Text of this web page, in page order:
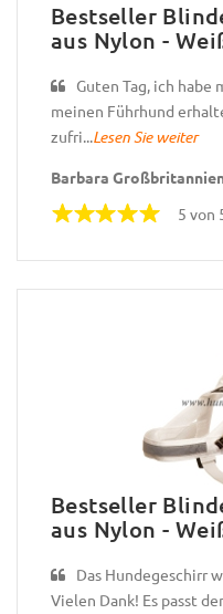
Bestseller
aus Nylon -
Guten Tag, ich
meinen Führhund
zufri...Lesen Sie weiter
Barbara
5 von
Bestseller
aus Nylon -
Das Hundegeschirr
Vielen Dank! Es passt